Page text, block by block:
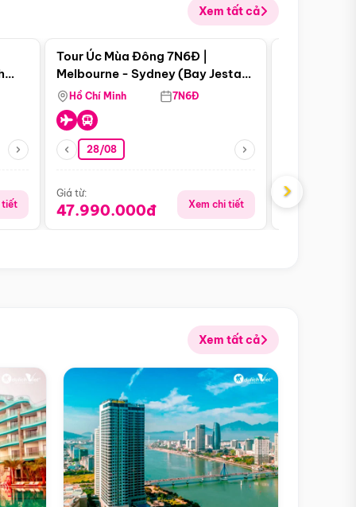
Xem tất cả
tiết
Điểm nổi bật
Tour Úc Mùa Đông 7N6Đ |
Melbourne - Sydney (Bay Jestar
Airways)
Hồ Chí Minh 7N6Đ
28/08
Giá từ:
47.990.000đ Xem chi tiết
Giá từ:
›
Xem tất cả